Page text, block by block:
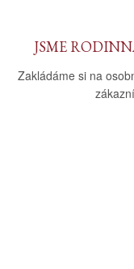
JSME
Zakládáme si na